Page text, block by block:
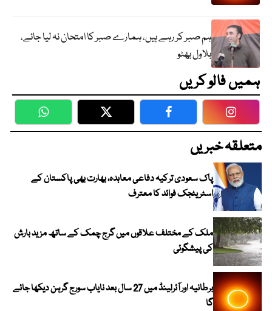
ہم صبر کر رہے ہیں، ہمارے صبر کا امتحان نہ لیا جائے،
بلاول بھٹو
ہمیں فالو کریں
WhatsApp Twitter Facebook
متعلقہ خبریں
پاک سعودی ترکیہ دفاعی معاہدہ، بھارت بھی پاکستان کے
اسٹریٹجک فوائد کا معترف
ملک کے مختلف علاقوں میں گرج چمک کے ساتھ مزید بارش
کی پیشگوئی
برطانیہ اور آئرلینڈ میں 27 سال بعد نایاب سورج گرہن دیکھا جائے
گا